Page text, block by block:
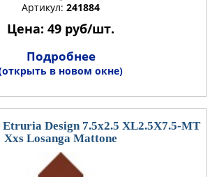
Артикул: 241884
Цена: 49 руб/шт.
Подробнее
в новом окне)
Design 7.5x2.5 XL2.5X7.5-MT
Xxs Losanga Mattone